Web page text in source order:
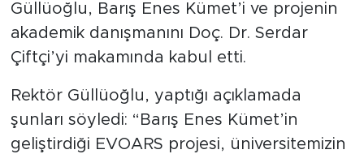
Güllüoğlu, Barış Enes Kümet’i ve projenin
akademik danışmanını Doç. Dr. Serdar
Çiftçi’yi makamında kabul etti.
Rektör Güllüoğlu, yaptığı açıklamada
şunları söyledi: “Barış Enes Kümet’in
geliştirdiği EVOARS projesi, üniversitemizin